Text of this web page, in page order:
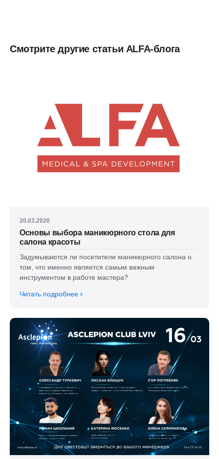
Смотрите другие статьи ALFA-блога
20.03.2020
Основы выбора маникюрного стола для
салона красоты
Задумываются ли посетители маникюрного салона о
том, что именно является самым важным
инструментом в работе мастера?
Читать подробнее